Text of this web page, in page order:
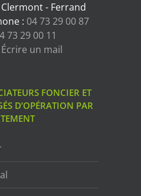
Clermont - Ferrand
: 04 73 29 00 87
73 29 00 11
Écrire un mail
FONCIER ET
D’OPÉRATION PAR